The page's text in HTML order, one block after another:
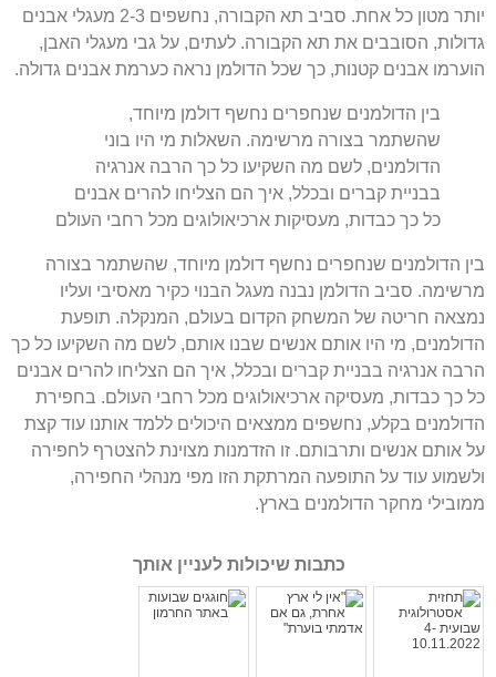
יותר מטון כל אחת. סביב תא הקבורה, נחשפים
מעגלי אבנים
גדולות, הסובבים את תא הקבורה. לעתים, על גבי מעגלי האבן,
הוערמו אבנים קטנות, כך שכל הדולמן נראה כערמת אבנים גדולה.
בין הדולמנים שנחפרים נחשף דולמן מיוחד,
שהשתמר בצורה מרשימה. השאלות מי היו בוני
הדולמנים, לשם מה השקיעו כל כך הרבה אנרגיה
בבניית קברים ובכלל, איך הם הצליחו להרים אבנים
כל כך כבדות, מעסיקות ארכיאולוגים מכל רחבי העולם
בין הדולמנים שנחפרים נחשף דולמן מיוחד, שהשתמר בצורה
מרשימה. סביב הדולמן נבנה מעגל הבנוי כקיר מאסיבי ועליו
נמצאה חריטה של המשחק הקדום בעולם, המנקלה. תופעת
הדולמנים, מי היו אותם אנשים שבנו אותם, לשם מה השקיעו כל כך
הרבה אנרגיה בבניית קברים ובכלל, איך הם הצליחו להרים אבנים
כל כך כבדות, מעסיקה ארכיאולוגים מכל רחבי העולם. בחפירת
הדולמנים בקלע, נחשפים ממצאים היכולים ללמד אותנו עוד קצת
על אותם אנשים ותרבותם. זו הזדמנות מצוינת להצטרף לחפירה
ולשמוע עוד על התופעה המרתקת הזו מפי מנהלי החפירה,
ממובילי מחקר הדולמנים בארץ.
כתבות שיכולות לעניין אותך